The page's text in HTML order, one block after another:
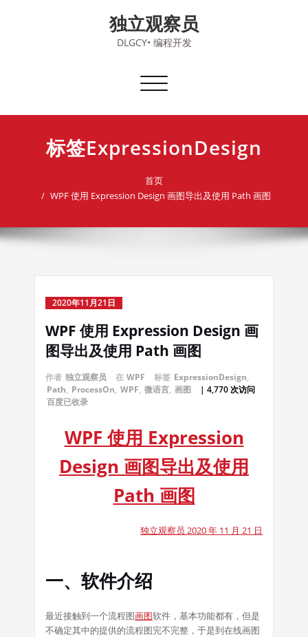
独立观察员
DLGCY• 编程开发
切
导
标签ExpressionDesign
首页
WPF 使用 Expression Design 画图导出及使用 Path 画图
2020年11月21日
WPF 使用 Expression Design 画
图导出及使用 Path 画图
作者 独立观察员 在 WPF 标签 ExpressionDesign,
Path, ProcessOn, WPF, 微语言, 画图
| 4,770 次访问
百度已收录
WPF 使用 Expression
Design 画图导出及使用
Path 画图
独立观察员 2020 年 11 月 21 日
一、软件介绍
最近接触到一个流程图画图软件，基本功能都有，但是
不确定其中的提供的流程图完不完整，于是到在线画图